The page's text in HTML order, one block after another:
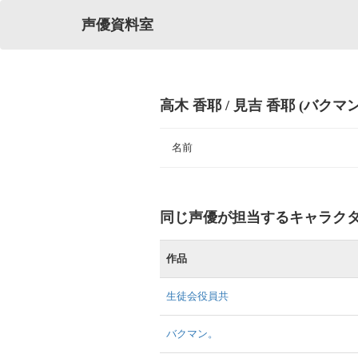
声優資料室
高木 香耶 / 見吉 香耶 (バクマ
名前
同じ声優が担当するキャラク
作品
生徒会役員共
バクマン。